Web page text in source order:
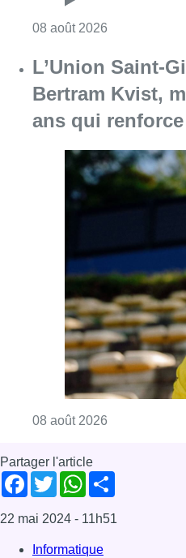
08 août 2026
L’Union Saint-
Bertram Kvist,
ans qui renforce
08 août 2026
Partager l'article
Facebook
TwitterWhatsApp
22 mai 2024 - 11h51
Informatique